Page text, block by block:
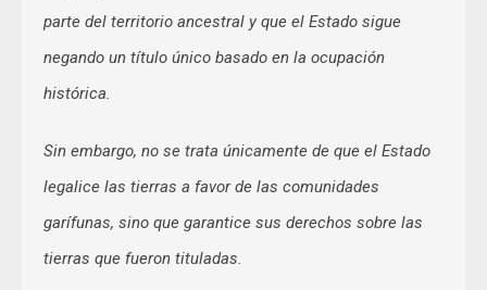
parte del territorio ancestral y que el Estado sigue
negando un título único basado en la ocupación
histórica.
Sin embargo, no se trata únicamente de que el Estado
legalice las tierras a favor de las comunidades
garífunas, sino que garantice sus derechos sobre las
tierras que fueron tituladas.